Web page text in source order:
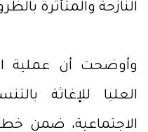
النازحة والمتأثرة
وأوضحت أن عملية
العليا للإغاثة
الاجتماعية، ضمن